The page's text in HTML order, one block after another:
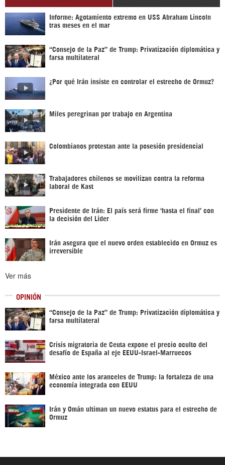
Informe: Agotamiento extremo en USS Abraham Lincoln
tras meses en el mar
“Consejo de la Paz” de Trump: Privatización diplomática y
farsa multilateral
¿Por qué Irán insiste en controlar el estrecho de Ormuz?
Miles peregrinan por trabajo en Argentina
Colombianos protestan ante la posesión presidencial
Trabajadores chilenos se movilizan contra la reforma
laboral de Kast
Presidente de Irán: El país será firme ‘hasta el final’ con
la decisión del Líder
Irán asegura que el nuevo orden establecido en Ormuz es
irreversible
Ver más
OPINIÓN
“Consejo de la Paz” de Trump: Privatización diplomática y
farsa multilateral
Crisis migratoria de Ceuta expone el precio oculto del
desafío de España al eje EEUU-Israel-Marruecos
México ante los aranceles de Trump: la fortaleza de una
economía integrada con EEUU
Irán y Omán ultiman un nuevo estatus para el estrecho de
Ormuz